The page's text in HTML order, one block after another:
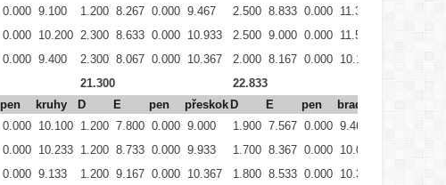
0.000 9.100 1.200 8.267 0.000 9.467 2.500 8.833 0.000 11.333
0.000 10.200 2.300 8.633 0.000 10.933 2.500 9.000 0.000 11.500
0.000 9.400 2.300 8.067 0.000 10.367 2.000 8.167 0.000 10.167
21.300 22.833
pen kruhy D E pen přeskok D E pen bradla
0.000 10.100 1.200 7.800 0.000 9.000 1.900 7.567 0.000 9.467
0.000 10.233 1.200 8.733 0.000 9.933 1.700 8.367 0.000 10.067
0.000 9.133 1.200 9.167 0.000 10.367 1.800 8.533 0.000 10.333